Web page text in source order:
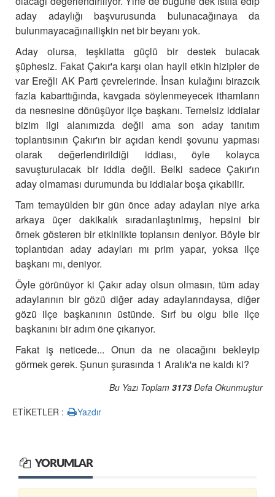
aday adaylığı başvurusunda bulunacağınaya da
bulunmayacağınailişkin net bir beyanı yok.
Aday olursa, teşkilatta güçlü bir destek bulacak
şüphesiz. Fakat Çakır'a karşı olan hayli etkin hizipler de
var Ereğli AK Parti çevrelerinde. İnsan kulağını birazcık
fazla kabarttığında, kavgada söylenmeyecek ithamların
da nesnesine dönüşüyor ilçe başkanı. Temelsiz iddialar
bizim ilgi alanımızda değil ama son aday tanıtım
toplantısının Çakır'ın bir açıdan kendi şovunu yapması
olarak değerlendirildiği iddiası, öyle kolayca
savuşturulacak bir iddia değil. Belki sadece Çakır'ın
aday olmaması durumunda bu iddialar boşa çıkabilir.
Tam temayülden bir gün önce aday adayları niye arka
arkaya üçer dakikalık sıradanlaştırılmış, hepsini bir
örnek gösteren bir etkinlikte toplansın deniyor. Böyle bir
toplantıdan aday adayları mı prim yapar, yoksa ilçe
başkanı mı, deniyor.
Öyle görünüyor ki Çakır aday olsun olmasın, tüm aday
adaylarının bir gözü diğer aday adaylarındaysa, diğer
gözü ilçe başkanının üstünde. Sırf bu olgu bile ilçe
başkanını bir adım öne çıkarıyor.
Fakat iş neticede... Onun da ne olacağını bekleyip
görmek gerek. Şunun şurasında 1 Aralık'a ne kaldı ki?
Bu Yazı Toplam 3173 Defa Okunmuştur
ETİKETLER :
Yazdır
YORUMLAR